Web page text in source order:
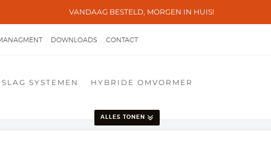
VANDAAG BESTELD, MORGEN IN HUIS!
DOWNLOADS CONTACT
SYSTEMEN HYBRIDE OMVORMER
ALLES TONEN